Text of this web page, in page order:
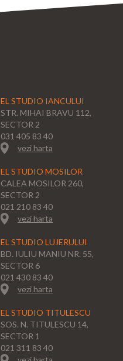
EL STUDIO IANCULUI
STR. MIHAI BRAVU 112,
SECTOR 2
031 405 83 40
vezi harta
EL STUDIO MOSILOR
CALEA MOSILOR 260,
SECTOR 2
021 210 83 40
vezi harta
EL STUDIO LUJERULUI
BD. IULIU MANIU NR. 55,
SECTOR 6
021 430 83 40
vezi harta
EL STUDIO TITULESCU
SOS. N. TITULESCU 14,
SECTOR 1
021 311 83 40